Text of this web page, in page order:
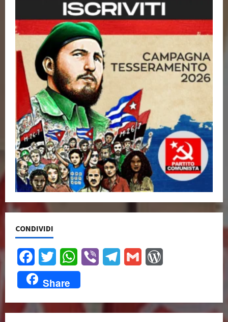
CONDIVIDI
FacebookTwitter WhatsApp
Viber TelegramGmail
Share